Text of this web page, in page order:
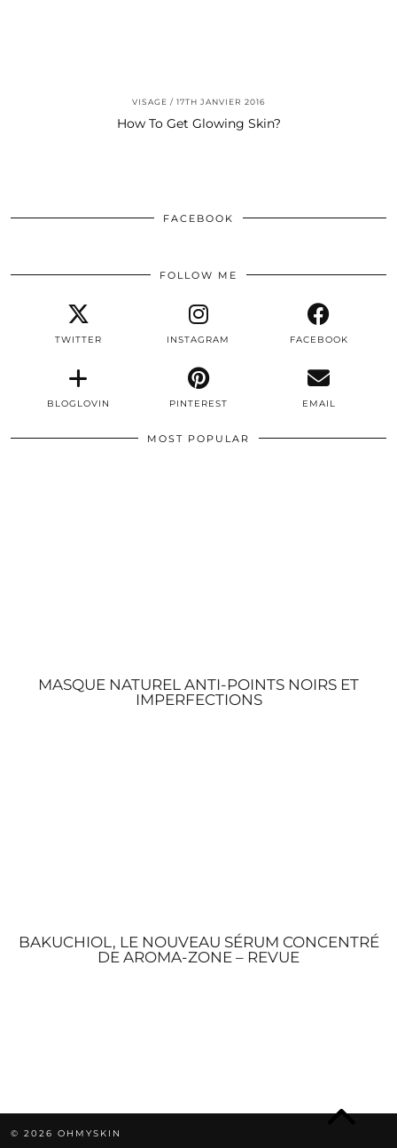
VISAGE 17TH JANVIER 2016
How To Get Glowing Skin?
FACEBOOK
FOLLOW ME
TWITTER INSTAGRAM FACEBOOK
BLOGLOVIN PINTEREST EMAIL
MOST POPULAR
MASQUE NATUREL ANTI-POINTS NOIRS ET
IMPERFECTIONS
BAKUCHIOL, LE NOUVEAU SÉRUM CONCENTRÉ
DE AROMA-ZONE – REVUE
© 2026 OHMYSKIN